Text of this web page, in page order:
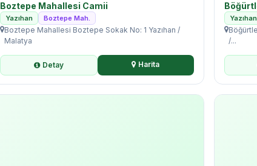
Boztepe Mahallesi Camii
Yazıhan Boztepe Mah.
Boztepe Mahallesi Boztepe Sokak No: 1 Yazıhan /
Malatya
Detay Harita
Yazıhan
/...